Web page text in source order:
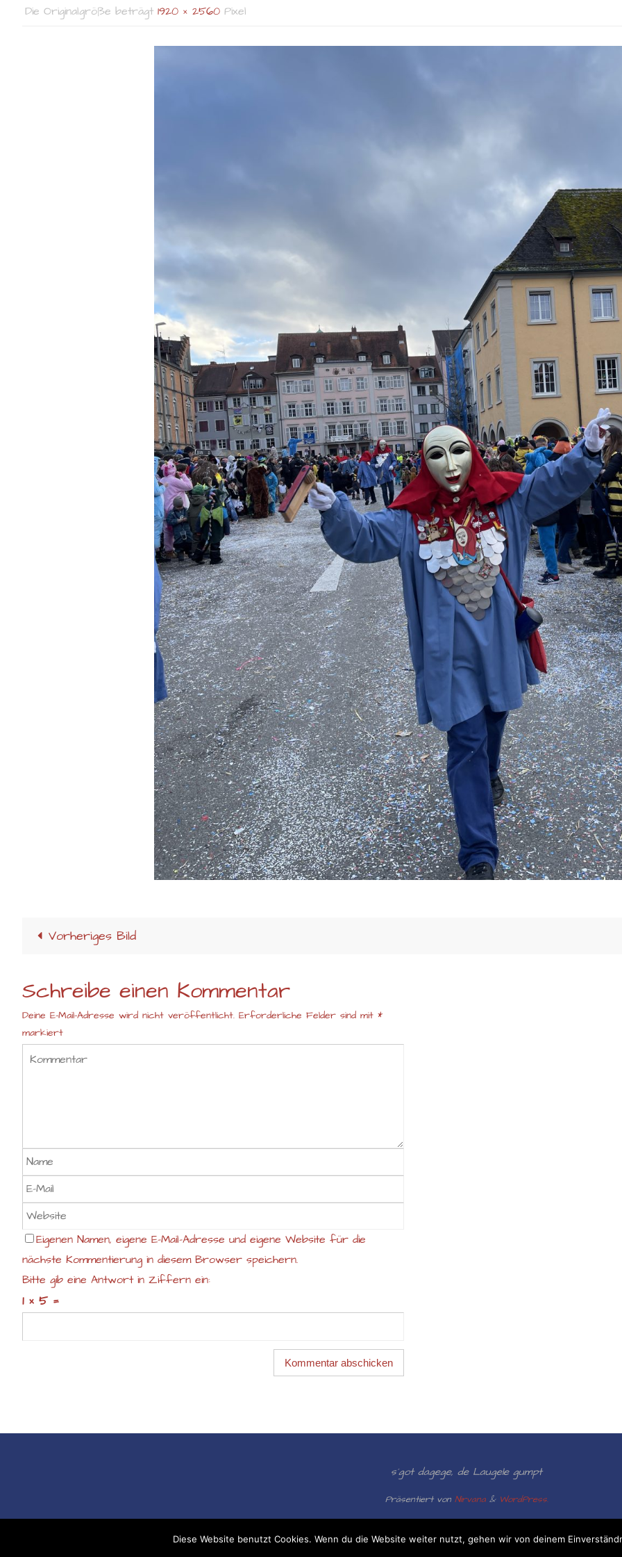
Die Originalgröße beträgt 1920 × 2560 Pixel
Vorheriges Bild
Schreibe einen Kommentar
Deine E-Mail-Adresse wird nicht veröffentlicht. Erforderliche Felder sind mit *
markiert
Eigenen Namen, eigene E-Mail-Adresse und eigene Website für die
nächste Kommentierung in diesem Browser speichern.
Bitte gib eine Antwort in Ziffern ein:
1 × 5 =
s´got dagege, de Laugele gumpt
Präsentiert von Nirvana& WordPress.
Diese Website benutzt Cookies. Wenn du die Website weiter nutzt, gehen wir von deinem